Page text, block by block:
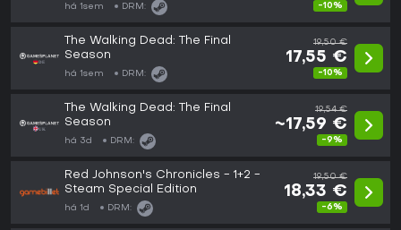
há 1sem DRM: -10%
The Walking Dead: The Final
Season
há 1sem DRM:
19,50 €
17,55 €
-10%
The Walking Dead: The Final
Season
há 3d DRM:
19,54 €
~17,59 €
-9%
Red Johnson's Chronicles - 1+2 -
Steam Special Edition
há 1d DRM:
19,50 €
18,33 €
-6%